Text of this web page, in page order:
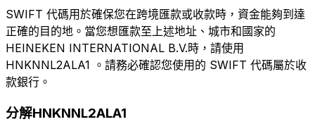
SWIFT 代碼用於確保您在跨境匯款或收款時，資金能夠到達
正確的目的地。當您想匯款至上述地址、城市和國家的
HEINEKEN INTERNATIONAL B.V.時，請使用
HNKNNL2ALA1 。請務必確認您使用的 SWIFT 代碼屬於收
款銀行。
分解HNKNNL2ALA1